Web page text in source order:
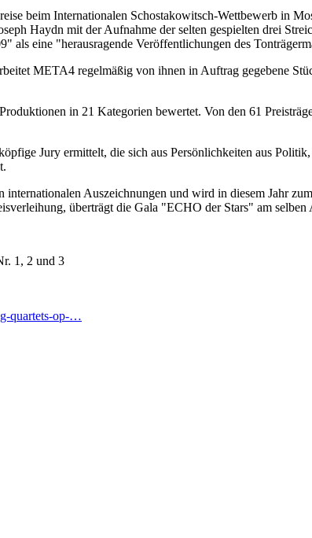
beim Internationalen Schostakowitsch-Wettbewerb in
Haydn mit der Aufnahme der selten gespielten drei
als eine "herausragende Veröffentlichungen des
META4 regelmäßig von ihnen in Auftrag gegebene
in 21 Kategorien bewertet. Von den 61
Jury ermittelt, die sich aus Persönlichkeiten aus
internationalen Auszeichnungen und wird in diesem Jahr
überträgt die Gala "ECHO der Stars" am
1, 2 und 3
quartets-op-…